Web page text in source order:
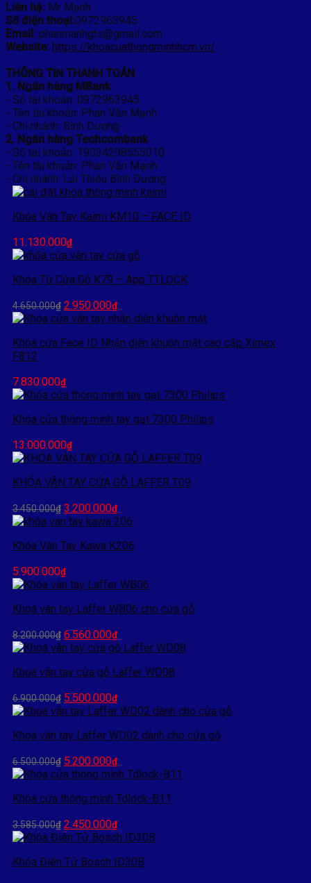
Liên hệ: Mr Mạnh
Số điện thoại:0972963945
Email: phanmanhgts@gmail.com
Website: https://khoacuathongminhhcm.vn/
THÔNG TIN THANH TOÁN
1. Ngân hàng MBank
- Số tài khoản: 0972963945
- Tên tài khoản: Phan Văn Mạnh
- Chi nhánh: Bình Dương
2. Ngân hàng Techcombank
- Số tài khoản: 19034298555010
- Tên tài khoản: Phan Văn Mạnh
- Chi nhánh: Lái Thiêu Bình Dương
Khóa Vân Tay Kaimi KM10 – FACE ID
11.130.000₫
Khóa Từ Cửa Gỗ K79 – App TTLOCK
4.650.000₫ Giá
gốc
4.650.000₫.
2.950.000₫Giá
hiện
là:
Khóa cửa Face ID Nhận diện khuôn mặt cao cấp Ximex
F812
7.830.000₫
Khóa cửa thông minh tay gạt 7300 Philips
13.000.000₫
KHÓA VÂN TAY CỬA GỖ LAFFER T09
3.450.000₫ Giá
gốc
3.450.000₫.
3.200.000₫Giá
hiện
là:
Khóa Vân Tay Kawa K206
5.900.000₫
Khoá vân tay Laffer WB06 cho cửa gỗ
8.200.000₫ Giá
gốc
8.200.000₫.
6.560.000₫Giá
hiện
là:
Khoá vân tay cửa gỗ Laffer WD08
6.900.000₫ Giá
gốc
6.900.000₫.
5.500.000₫Giá
hiện
là:
Khoá vân tay Laffer WD02 dành cho cửa gỗ
6.500.000₫ Giá
gốc
6.500.000₫.
5.200.000₫Giá
hiện
là:
Khóa cửa thông minh Tdlock-B11
3.585.000₫ Giá
gốc
3.585.000₫.
2.450.000₫Giá
hiện
là:
Khóa Điên Tử Bosch ID30B